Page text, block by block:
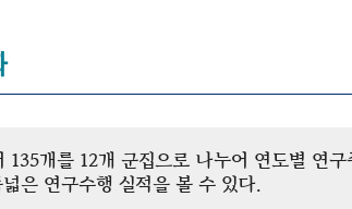
개를 12개 군집으로 나누어 연도별 연
은 연구수행 실적을 볼 수 있다.